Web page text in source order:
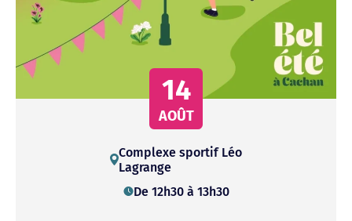
14
AOÛT
Complexe sportifLéo
Lagrange
De 12h30 à 13h30